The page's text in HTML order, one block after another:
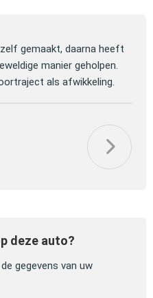
gemaakt, daarna heeft
manier geholpen.
als afwikkeling.
deze auto?
gegevens van uw